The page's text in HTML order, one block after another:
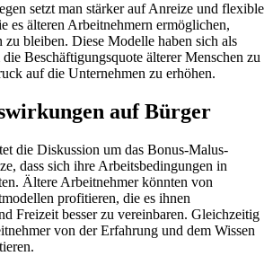
setzt man stärker auf Anreize und flexible
es älteren Arbeitnehmern ermöglichen,
zu bleiben. Diese Modelle haben sich als
Beschäftigungsquote älterer Menschen zu
auf die Unternehmen zu erhöhen.
auf Bürger
die Diskussion um das Bonus-Malus-
dass sich ihre Arbeitsbedingungen in
Ältere Arbeitnehmer könnten von
profitieren, die es ihnen
Freizeit besser zu vereinbaren. Gleichzeitig
von der Erfahrung und dem Wissen